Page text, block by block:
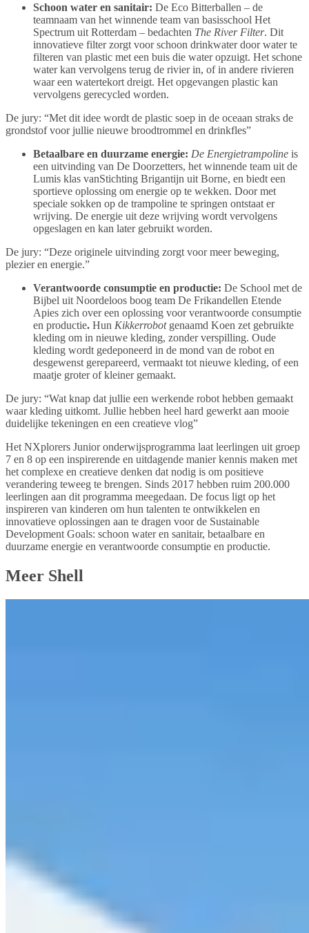
Schoon water en sanitair: De Eco Bitterballen – de
teamnaam van het winnende team van basisschool Het
Spectrum uit Rotterdam – bedachten The River Filter. Dit
innovatieve filter zorgt voor schoon drinkwater door water te
filteren van plastic met een buis die water opzuigt. Het schone
water kan vervolgens terug de rivier in, of in andere rivieren
waar een watertekort dreigt. Het opgevangen plastic kan
vervolgens gerecycled worden.
De jury: “Met dit idee wordt de plastic soep in de oceaan straks de
grondstof voor jullie nieuwe broodtrommel en drinkfles”
Betaalbare en duurzame energie: De Energietrampoline is
een uitvinding van De Doorzetters, het winnende team uit de
Lumis klas vanStichting Brigantijn uit Borne, en biedt een
sportieve oplossing om energie op te wekken. Door met
speciale sokken op de trampoline te springen ontstaat er
wrijving. De energie uit deze wrijving wordt vervolgens
opgeslagen en kan later gebruikt worden.
De jury: “Deze originele uitvinding zorgt voor meer beweging,
plezier en energie.”
Verantwoorde consumptie en productie: De School met de
Bijbel uit Noordeloos boog team De Frikandellen Etende
Apies zich over een oplossing voor verantwoorde consumptie
en productie. Hun Kikkerrobot genaamd Koen zet gebruikte
kleding om in nieuwe kleding, zonder verspilling. Oude
kleding wordt gedeponeerd in de mond van de robot en
desgewenst gerepareerd, vermaakt tot nieuwe kleding, of een
maatje groter of kleiner gemaakt.
De jury: “Wat knap dat jullie een werkende robot hebben gemaakt
waar kleding uitkomt. Jullie hebben heel hard gewerkt aan mooie
duidelijke tekeningen en een creatieve vlog”
Het NXplorers Junior onderwijsprogramma laat leerlingen uit groep
7 en 8 op een inspirerende en uitdagende manier kennis maken met
het complexe en creatieve denken dat nodig is om positieve
verandering teweeg te brengen. Sinds 2017 hebben ruim 200.000
leerlingen aan dit programma meegedaan. De focus ligt op het
inspireren van kinderen om hun talenten te ontwikkelen en
innovatieve oplossingen aan te dragen voor de Sustainable
Development Goals: schoon water en sanitair, betaalbare en
duurzame energie en verantwoorde consumptie en productie.
Meer Shell